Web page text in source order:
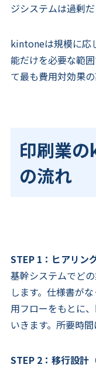
ジシステムは過剰
kintoneは規模に応
能だけを必要な範
て最も費用対効果
印刷業
の流れ
STEP 1：ヒアリン
基幹システムでど
します。仕様書が
用フローをもとに
いきます。所要時間
STEP 2：移行設計